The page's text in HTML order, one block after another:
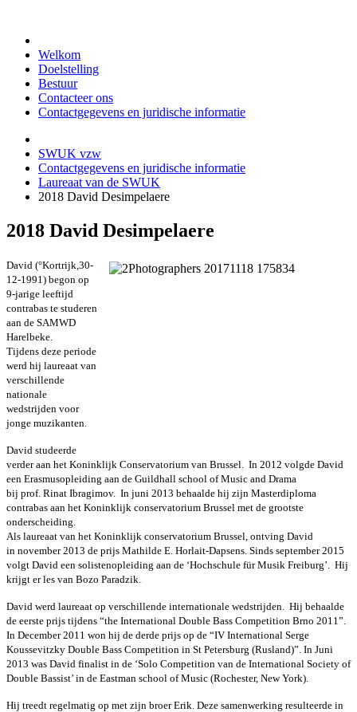
Welkom
Doelstelling
Bestuur
Contacteer ons
Contactgegevens en juridische informatie
SWUK vzw
Contactgegevens en juridische informatie
Laureaat van de SWUK
2018 David Desimpelaere
2018 David Desimpelaere
David (°Kortrijk,30-
12-1991) begon op
9-jarige leeftijd
contrabas te studeren
aan de SAMWD
Harelbeke.
Tijdens deze periode
werd hij laureaat van
verschillende
nationale
wedstrijden voor
jonge muzikanten.
David studeerde
verder aan het Koninklijk Conservatorium van Brussel. In 2012 volgde David
een Erasmusopleiding aan de Guildhall school of Music and Drama
bij prof. Rinat Ibragimov. In juni 2013 behaalde hij zijn Masterdiploma
contrabas aan het Koninklijk conservatorium Brussel met de grootste
onderscheiding.
Als laureaat van het Koninklijk conservatorium Brussel, ontving David
in november 2013 de prijs Mathilde E. Horlait-Dapsens. Sinds september 2015
volgt David een solistenopleiding aan de ‘Hochschule für Musik Freiburg’. Hij
krijgt er les van Bozo Paradzik.
David werd laureaat op verschillende internationale wedstrijden. Hij behaalde
de eerste prijs tijdens “the International Double Bass Competition Brno 2011”.
In December 2011 won hij de derde prijs op de “IV International Serge
Koussevitzky Double Bass Competition in St Petersburg (Rusland)”. In Juni
2013 was David finalist in de ‘Solo Competition van de International Society of
Double Bassist’ in de Eastman school of Music (Rochester, New York).
Hij treedt regelmatig op met zijn broer Erik. Deze samenwerking resulteerde in